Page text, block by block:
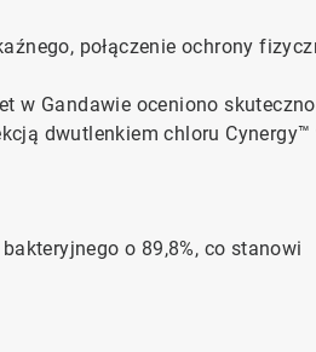
połączenie ochrony
w Gandawie oceniono
dwutlenkiem chloru Cynergy™
o 89,8%, co stanowi